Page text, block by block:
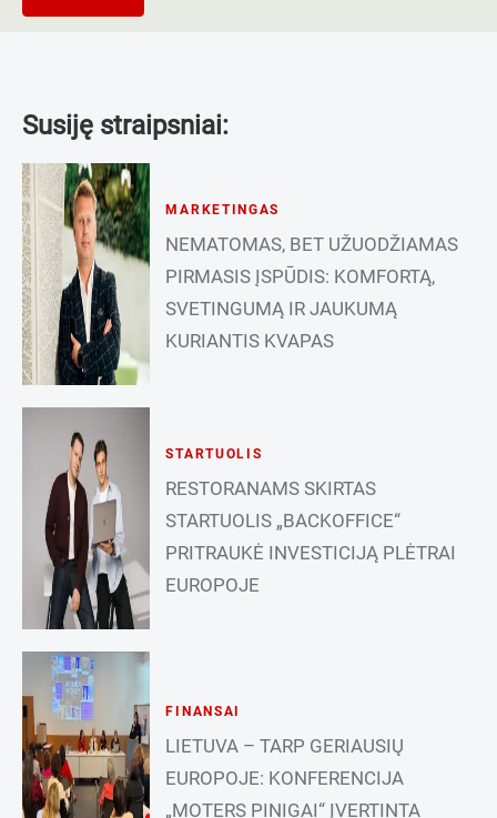
Susiję straipsniai:
MARKETINGAS
NEMATOMAS, BET UŽUODŽIAMAS
PIRMASIS ĮSPŪDIS: KOMFORTĄ,
SVETINGUMĄ IR JAUKUMĄ
KURIANTIS KVAPAS
STARTUOLIS
RESTORANAMS SKIRTAS
STARTUOLIS „BACKOFFICE“
PRITRAUKĖ INVESTICIJĄ PLĖTRAI
EUROPOJE
FINANSAI
LIETUVA – TARP GERIAUSIŲ
EUROPOJE: KONFERENCIJA
„MOTERS PINIGAI“ ĮVERTINTA